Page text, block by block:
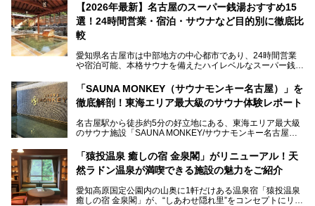
この地で30年にわたり愛され続けてきた施設だからこそ、
地元住民をはじめオープンを待ちわびている人も多いのでは
ないでしょうか。
老朽化した設備の補修を機に、2年前からじっくり構想を練
ってきたというだけあって、館内の充実度は想像以上。
以前の4倍に拡張したという露天エリアや10の浴槽、40人収
容の巨大なスタジアムサウナに、岩盤浴やリラクゼーション
までまるごと楽しめる施設に生まれ変わりました。
今回は、全面リニューアルして新しくなった「スパアクアス
【2026年最新】名古屋のスーパー銭湯おすすめ15
選！24時間営業・宿泊・サウナなど目的別に徹底比
較
愛知県名古屋市は中部地方の中心都市であり、24時間営業
や宿泊可能、本格サウナを備えたハイレベルなスーパー銭湯
そのため、「日々の仕事の疲れを心身ともにリセットした
い」「休日に時間を忘れて1日中ダラダラ過ごしたい」「コ
くある点が魅力です！
お好みの温泉施設を見つけて楽しんでくださいね。
「SAUNA MONKEY（サウナモンキー名古屋）」を
徹底解剖！東海エリア最大級のサウナ体験レポート
名古屋駅から徒歩約5分の好立地にある、東海エリア最大級
のサウナ施設「SAUNA MONKEY/サウナモンキー名古屋」
「名古屋駅周辺ってサウナが少ないよね」という声をよく耳
にするだけあり、アクセスの良さにも胸が高鳴ります。
今回は普段は男性専用となっているパブリックサウナが、女
さっそく取材してきました！
「猿投温泉 癒しの宿 金泉閣」がリニューアル！天
然ラドン温泉が満喫できる施設の魅力をご紹介
愛知高原国定公園内の山奥に1軒だけある温泉宿「猿投温泉
癒しの宿 金泉閣」が、“しあわせ隠れ里”をコンセプトにリニ